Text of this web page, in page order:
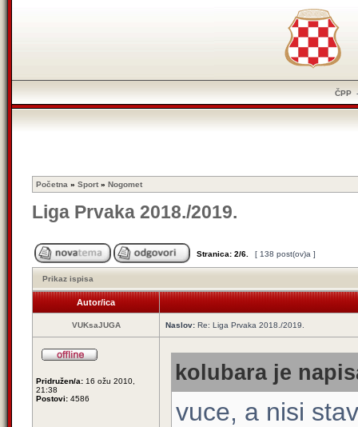
ČPP
Početna » Sport » Nogomet
Liga Prvaka 2018./2019.
Stranica: 2/6 [ 138 post(ov)a ]
Prikaz ispisa
Autor/ica
VUKsaJUGA Naslov: Re: Liga Prvaka 2018./2019.
Pridružen/a: 16 ožu 2010,
21:38
Postovi: 4586
kolubara je
vuce, a nisi